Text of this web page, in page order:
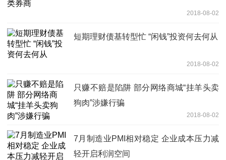
2018-08-02
短期理财债基转型忙 “闲钱”投资何去何从
2018-08-02
只赚不赔是陷阱 部分网络商城“挂羊头卖
狗肉”涉嫌行骗
2018-08-02
7月制造业PMI相对稳定 企业成本压力减
轻开启利润空间